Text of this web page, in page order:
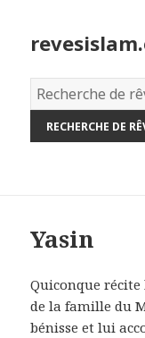
Dictionnaire
des
rêves:
Yasin
Quiconque
de la famille du
bénisse et lui